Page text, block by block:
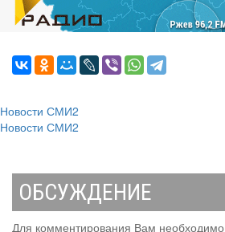
Новости СМИ2
Новости СМИ2
ОБСУЖДЕНИЕ
Для комментирования Вам необходимо